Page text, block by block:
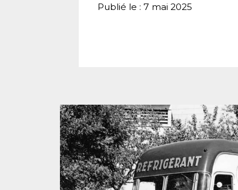
Publié le : 7 mai 2025